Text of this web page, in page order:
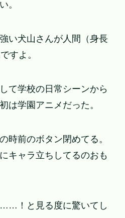
。
い犬山さんが人間（身長
すよ。
て学校の日常シーンから
は学園アニメだった。
時前のボタン閉めてる。
キャラ立ちしてるのおも
！と見る度に驚いてし